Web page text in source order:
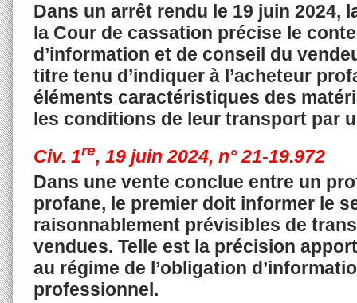
Dans un arrêt rendu le 19 juin 2024,
la Cour de cassation précise le
d’information et de conseil du
titre tenu d’indiquer à l’acheteur
éléments caractéristiques des
les conditions de leur transport par
Civ. 1re, 19 juin 2024, n° 21-19.972
Dans une vente conclue entre un
profane, le premier doit informer le
raisonnablement prévisibles de
vendues. Telle est la précision
au régime de l’obligation
professionnel.